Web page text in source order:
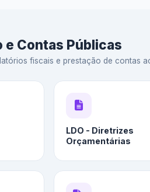
e Contas Públicas
fiscais e prestação de contas ao
LDO - Diretrizes
Orçamentárias